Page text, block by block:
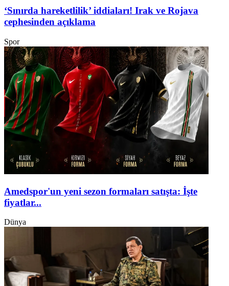
‘Sınırda hareketlilik’ iddiaları! Irak ve Rojava
cephesinden açıklama
Spor
Amedspor'un yeni sezon formaları satışta: İşte
fiyatlar...
Dünya